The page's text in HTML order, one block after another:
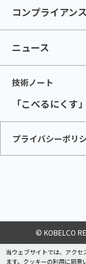
コンプライアン
ニュース
技術ノート
「こべるにくす」
プライバシーポリ
© KOBELCO
当ウェブサイトでは、アクセ
ます。クッキーの利用に同